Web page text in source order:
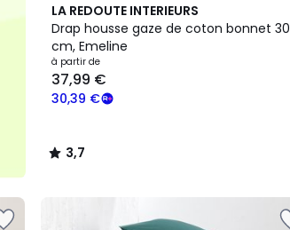
LA REDOUTE INTERIEURS
Drap housse gaze de coton bonnet 30
cm, Emeline
à partir de
30,39 €
37,99 €
3,7
/ 5
3,7
/